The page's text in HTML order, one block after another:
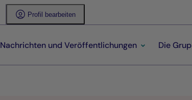
Profil bearbeiten
Nachrichten und Veröffentlichungen Die